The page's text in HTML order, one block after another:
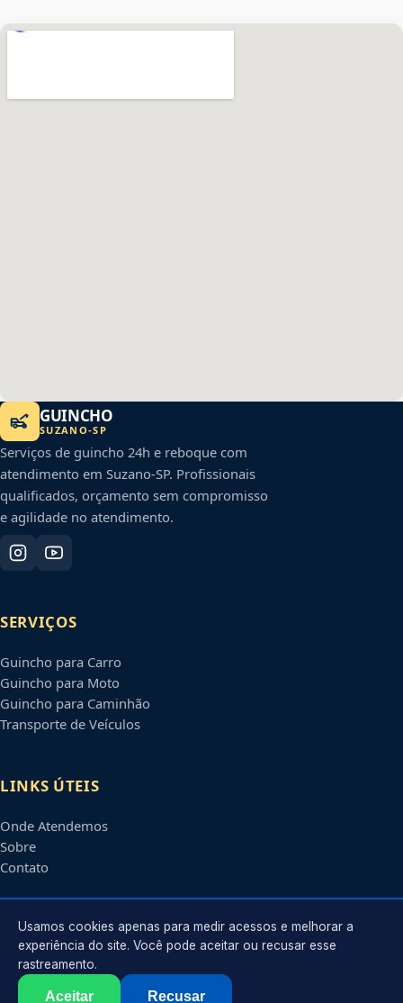
GUINCHO
SUZANO-SP
Serviços de guincho 24h e reboque com
atendimento em Suzano-SP. Profissionais
qualificados, orçamento sem compromisso
e agilidade no atendimento.
SERVIÇOS
Guincho para Carro
Guincho para Moto
Guincho para Caminhão
Transporte de Veículos
LINKS ÚTEIS
Onde Atendemos
Sobre
Contato
CONTATO
Atendimento em
contato@guinchossuzano.com.br
Usamos cookies apenas para medir acessos e melhorar a
experiência do site. Você pode aceitar ou recusar esse
rastreamento.
Aceitar Recusar